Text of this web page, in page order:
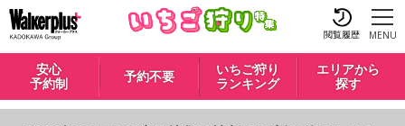
閲覧履歴 MENU
安心
予約制
予約不要
いちご狩り
ランキング
エリアから
探す